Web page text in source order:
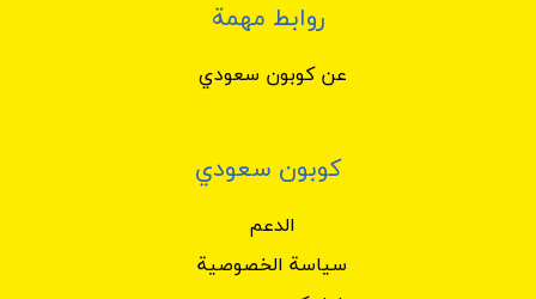
روابط مهمة
عن كوبون سعودي
كوبون سعودي
الدعم
سياسة الخصوصية